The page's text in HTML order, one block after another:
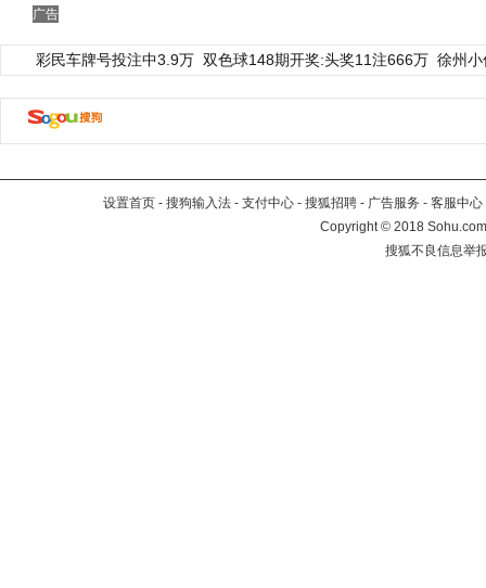
广告
彩民车牌号投注中3.9万 双色球148期开奖:头奖11注666万 徐州
设置首页 - 搜狗输入法 - 支付中心 - 搜狐招聘 - 广告服务 - 客服中心
Copyright©2018
搜狐不良信息举